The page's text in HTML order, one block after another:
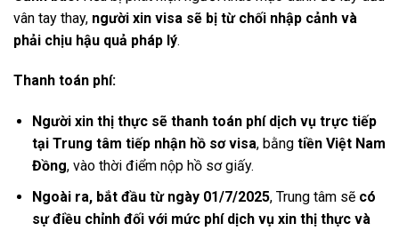
vân tay thay, người xin visa sẽ bị từ chối nhập cảnh và
phải chịu hậu quả pháp lý.
Thanh toán phí:
Người xin thị thực sẽ thanh toán phí dịch vụ trực tiếp
tại Trung tâm tiếp nhận hồ sơ visa, bằng tiền Việt Nam
Đồng, vào thời điểm nộp hồ sơ giấy.
Ngoài ra, bắt đầu từ ngày 01/7/2025, Trung tâm sẽ có
sự điều chỉnh đối với mức phí dịch vụ xin thị thực và